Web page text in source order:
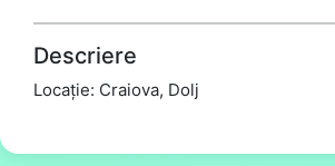
Descriere
Locație: Craiova, Dolj